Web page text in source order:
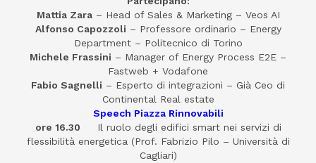
Mattia Zara– Head of Sales & Marketing – Veos AI
Alfonso Capozzoli – Professore ordinario – Energy
Department – Politecnico di Torino
Michele Frassini – Manager of Energy Process E2E –
Fastweb + Vodafone
Fabio Sagnelli – Esperto di integrazioni – Già Ceo di
Continental Real estate
Speech Piazza Rinnovabili
ore 16.30 Il ruolo degli edifici smart nei servizi di
flessibilità energetica (Prof. Fabrizio Pilo – Università di
Cagliari)